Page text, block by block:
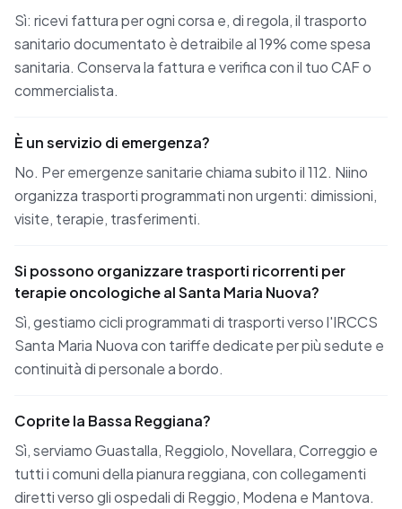
Sì: ricevi fattura per ogni corsa e, di regola, il trasporto
sanitario documentato è detraibile al 19% come spesa
sanitaria. Conserva la fattura e verifica con il tuo CAF o
commercialista.
È un servizio di emergenza?
No. Per emergenze sanitarie chiama subito il 112. Niino
organizza trasporti programmati non urgenti: dimissioni,
visite, terapie, trasferimenti.
Si possono organizzare trasporti ricorrenti per
terapie oncologiche al Santa Maria Nuova?
Sì, gestiamo cicli programmati di trasporti verso l'IRCCS
Santa Maria Nuova con tariffe dedicate per più sedute e
continuità di personale a bordo.
Coprite la Bassa Reggiana?
Sì, serviamo Guastalla, Reggiolo, Novellara, Correggio e
tutti i comuni della pianura reggiana, con collegamenti
diretti verso gli ospedali di Reggio, Modena e Mantova.